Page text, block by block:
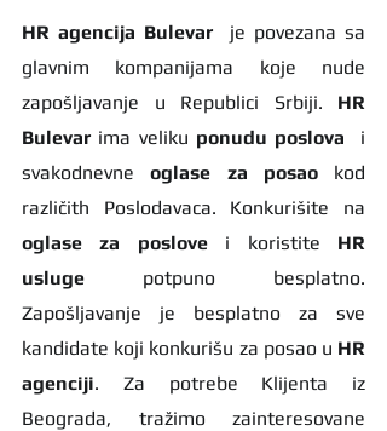
HR agencija Bulevar
  je povezana sa
glavnim kompanijama koje nude
zapošljavanje u Republici Srbiji. HR
Bulevar ima veliku ponudu poslova
  i
svakodnevne oglase za posao kod
oglase za poslove i koristite HR
usluge potpuno besplatno.
Zapošljavanje je besplatno za sve
kandidate koji konkurišu za posao u HR
agenciji. Za potrebe Klijenta iz
Beograda, tražimo zainteresovane